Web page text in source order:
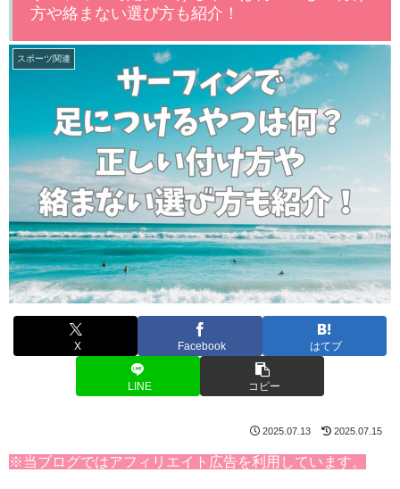
方や絡まない選び方も紹介！
スポーツ関連
X Facebook はてブ
LINE コピー
2025.07.13 2025.07.15
※当ブログではアフィリエイト広告を利用しています。